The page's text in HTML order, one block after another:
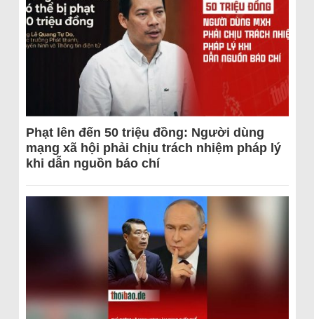
Phạt lên đến 50 triệu đồng: Người dùng
mạng xã hội phải chịu trách nhiệm pháp lý
khi dẫn nguồn báo chí